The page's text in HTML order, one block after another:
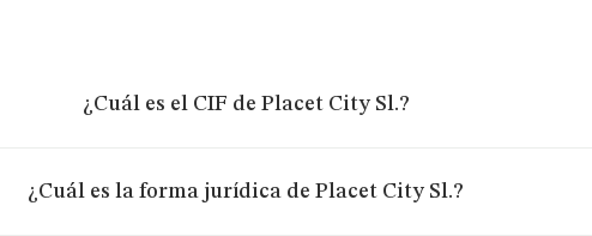
¿Cuál es el CIF de Placet City Sl.?
¿Cuál es la forma jurídica de Placet City Sl.?